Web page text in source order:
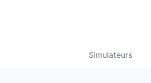
Simulateurs